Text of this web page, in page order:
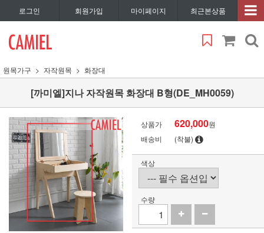
로그인 회원가입 마이페이지 최근본상품
원목가구 자작원목 화장대
[까미엘]지나 자작원목 화장대 B형(DE_MH0059)
상품가 620,000원
배송비
(착불)
색상
수량